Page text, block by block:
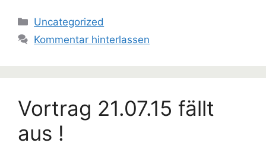
Kategorien
Uncategorized
Kommentar hinterlassen
Vortrag 21.07.15 fällt
aus !